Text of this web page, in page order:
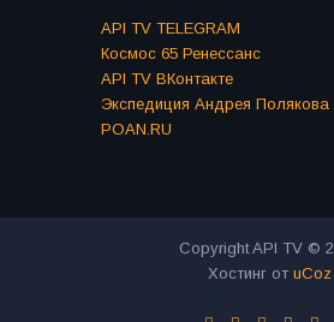
API TV TELEGRAM
Космос 65 Ренессанс
API TV ВКонтакте
Экспедиция Андрея Полякова
POAN.RU
Copyright API TV ©
Хостинг от uCoz